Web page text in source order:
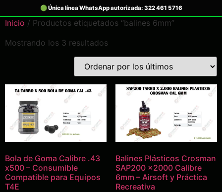
Inicio / Productos etiquetados “balines 6mm”
Mostrando los 3 resultados
Bola de Goma Calibre .43
x500 – Consumible
Compatible para Equipos
T4E
Balines Plásticos Crosman
SAP200 x2000 Calibre
6mm – Airsoft y Práctica
Recreativa